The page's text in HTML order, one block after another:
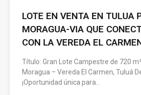
LOTE EN VENTA EN TULUA
MORAGUA-VIA QUE
CON LA VEREDA EL
Título: Gran Lote Campestre de 720
Moragua – Vereda El Carmen, Tuluá
¡Oportunidad única para…